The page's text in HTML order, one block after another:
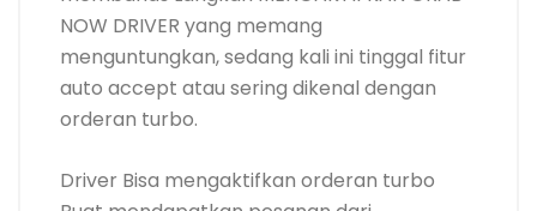
NOW DRIVER yang memang
menguntungkan, sedang kali ini tinggal fitur
auto accept atau sering dikenal dengan
orderan turbo.
Driver Bisa mengaktifkan orderan turbo